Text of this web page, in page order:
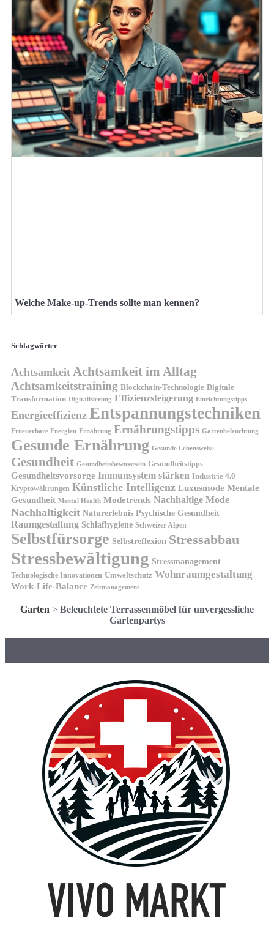
Welche Make-up-Trends sollte man kennen?
Schlagwörter
Achtsamkeit Achtsamkeit im Alltag
Achtsamkeitstraining Blockchain-Technologie Digitale
Transformation Digitalisierung Effizienzsteigerung Einrichtungstipps
Energieeffizienz Entspannungstechniken
Erneuerbare Energien Ernährung Ernährungstipps Gartenbeleuchtung
Gesunde Ernährung Gesunde Lebensweise
Gesundheit Gesundheitsbewusstsein Gesundheitstipps
Gesundheitsvorsorge Immunsystem stärken Industrie 4.0
Kryptowährungen Künstliche Intelligenz Luxusmode Mentale
Gesundheit Mental Health Modetrends Nachhaltige Mode
Nachhaltigkeit Naturerlebnis Psychische Gesundheit
Raumgestaltung Schlafhygiene Schweizer Alpen
Selbstfürsorge Selbstreflexion Stressabbau
Stressbewältigung Stressmanagement
Technologische Innovationen Umweltschutz Wohnraumgestaltung
Work-Life-Balance Zeitmanagement
Garten > Beleuchtete Terrassenmöbel für unvergessliche
Gartenpartys